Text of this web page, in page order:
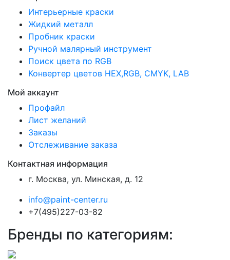
Интерьерные краски
Жидкий металл
Пробник краски
Ручной малярный инструмент
Поиск цвета по RGB
Конвертер цветов HEX,RGB, CMYK, LAB
Мой аккаунт
Профайл
Лист желаний
Заказы
Отслеживание заказа
Контактная информация
г. Москва, ул. Минская, д. 12
info@paint-center.ru
+7(495)227-03-82
Бренды по категориям: